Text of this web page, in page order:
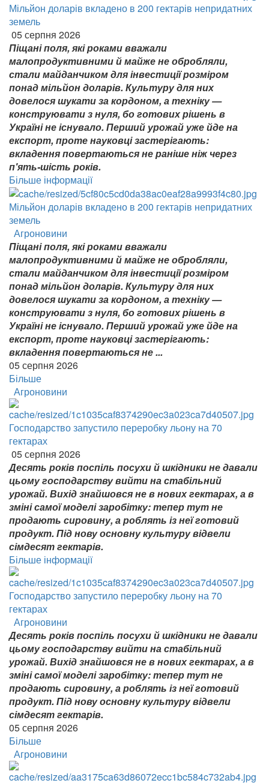
Мільйон доларів вкладено в 200 гектарів непридатних
земель
05 серпня 2026
Піщані поля, які роками вважали
малопродуктивними й майже не обробляли,
стали майданчиком для інвестиції розміром
понад мільйон доларів. Культуру для них
довелося шукати за кордоном, а техніку —
конструювати з нуля, бо готових рішень в
Україні не існувало. Перший урожай уже йде на
експорт, проте науковці застерігають:
вкладення повертаються не раніше ніж через
п'ять-шість років.
Більше інформації
Мільйон доларів вкладено в 200 гектарів непридатних
земель
Агроновини
Піщані поля, які роками вважали
малопродуктивними й майже не обробляли,
стали майданчиком для інвестиції розміром
понад мільйон доларів. Культуру для них
довелося шукати за кордоном, а техніку —
конструювати з нуля, бо готових рішень в
Україні не існувало. Перший урожай уже йде на
експорт, проте науковці застерігають:
вкладення повертаються не ...
05 серпня 2026
Більше
Агроновини
Господарство запустило переробку льону на 70
гектарах
05 серпня 2026
Десять років поспіль посухи й шкідники не давали
цьому господарству вийти на стабільний
урожай. Вихід знайшовся не в нових гектарах, а в
зміні самої моделі заробітку: тепер тут не
продають сировину, а роблять із неї готовий
продукт. Під нову основну культуру відвели
сімдесят гектарів.
Більше інформації
Господарство запустило переробку льону на 70
гектарах
Агроновини
Десять років поспіль посухи й шкідники не давали
цьому господарству вийти на стабільний
урожай. Вихід знайшовся не в нових гектарах, а в
зміні самої моделі заробітку: тепер тут не
продають сировину, а роблять із неї готовий
продукт. Під нову основну культуру відвели
сімдесят гектарів.
05 серпня 2026
Більше
Агроновини